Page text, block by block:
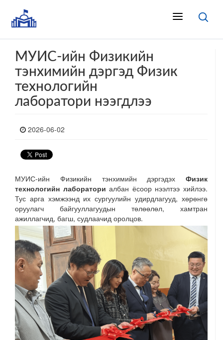
МУИС-ийн Физикийн
тэнхимийн дэргэд Физик
технологийн
лаборатори нээгдлээ
2026-06-02
МУИС-ийн Физикийн тэнхимийн дэргэдэх Физик
технологийн лаборатори албан ёсоор нээлтээ хийлээ.
Тус арга хэмжээнд их сургуулийн удирдлагууд, хөрөнгө
оруулагч байгууллагуудын төлөөлөл, хамтран
ажиллагчид, багш, судлаачид оролцов.